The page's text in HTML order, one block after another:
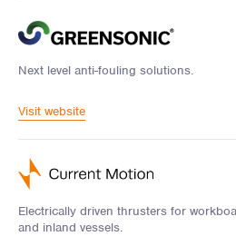
Next level anti-fouling solutions.
Visit website
Electrically driven thrusters for
and inland vessels.